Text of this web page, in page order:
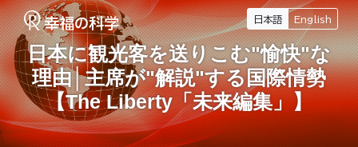
日本語 English
日本に観光客を送りこむ"愉快"な
理由│主席が"解説"する国際情勢
【The Liberty「未来編集」】